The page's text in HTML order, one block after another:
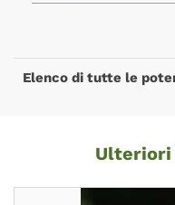
Elenco di tutte le
Ulteriori